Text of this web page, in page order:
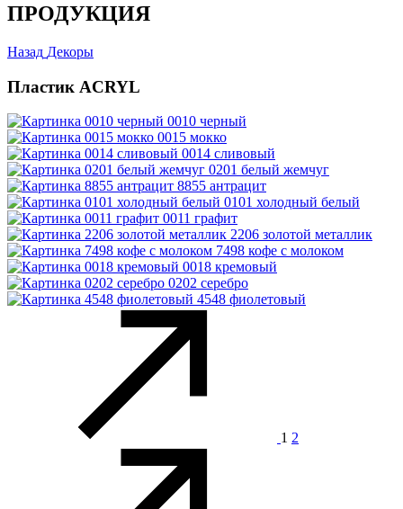
ПРОДУКЦИЯ
Назад Декоры
Пластик ACRYL
0010 черный
0015 мокко
0014 сливовый
0201 белый жемчуг
8855 антрацит
0101 холодный белый
0011 графит
2206 золотой металлик
7498 кофе с молоком
0018 кремовый
0202 серебро
4548 фиолетовый
1 2